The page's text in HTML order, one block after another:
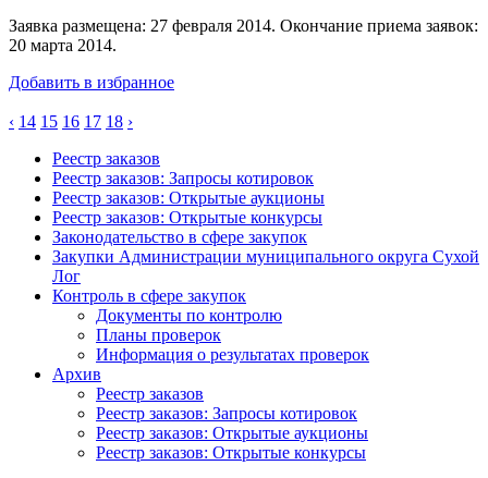
Заявка размещена: 27 февраля 2014. Окончание приема заявок:
20 марта 2014.
Добавить в избранное
‹ 14 15 16 17 18 ›
Реестр заказов
Реестр заказов: Запросы котировок
Реестр заказов: Открытые аукционы
Реестр заказов: Открытые конкурсы
Законодательство в сфере закупок
Закупки Администрации муниципального округа Сухой
Лог
Контроль в сфере закупок
Документы по контролю
Планы проверок
Информация о результатах проверок
Архив
Реестр заказов
Реестр заказов: Запросы котировок
Реестр заказов: Открытые аукционы
Реестр заказов: Открытые конкурсы